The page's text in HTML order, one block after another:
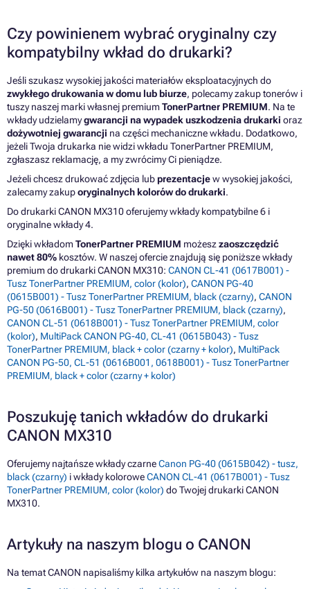
Czy powinienem wybrać oryginalny czy
kompatybilny wkład do drukarki?
Jeśli szukasz wysokiej jakości materiałów eksploatacyjnych do
zwykłego drukowania w domu lub biurze, polecamy zakup tonerów i
tuszy naszej marki własnej premiumTonerPartner PREMIUM. Na te
wkłady udzielamygwarancji na wypadek uszkodzenia drukarki oraz
dożywotniej gwarancji na części mechaniczne wkładu. Dodatkowo,
jeżeli Twoja drukarka nie widzi wkładu TonerPartner PREMIUM,
zgłaszasz reklamację, a my zwrócimy Ci pieniądze.
Jeżeli chcesz drukować zdjęcia lubprezentacjew wysokiej jakości,
zalecamy zakuporyginalnych kolorów do drukarki.
Do drukarki CANON MX310 oferujemy wkłady kompatybilne 6 i
oryginalne wkłady 4.
Dzięki wkładomTonerPartner PREMIUM możeszzaoszczędzić
nawet 80% kosztów. W naszej ofercie znajdują się poniższe wkłady
premium do drukarki CANON MX310: CANON CL-41 (0617B001) -
Tusz TonerPartner PREMIUM, color (kolor), CANON PG-40
(0615B001) - Tusz TonerPartner PREMIUM, black (czarny), CANON
PG-50 (0616B001) - Tusz TonerPartner PREMIUM, black (czarny),
CANON CL-51 (0618B001) - Tusz TonerPartner PREMIUM, color
(kolor), MultiPack CANON PG-40, CL-41 (0615B043) - Tusz
TonerPartner PREMIUM, black + color (czarny + kolor), MultiPack
CANON PG-50, CL-51 (0616B001, 0618B001) - Tusz TonerPartner
PREMIUM, black + color (czarny + kolor)
Poszukuję tanich wkładów do drukarki
CANON MX310
Oferujemy najtańsze wkłady czarneCanon PG-40 (0615B042) - tusz,
black (czarny) i wkłady koloroweCANON CL-41 (0617B001) - Tusz
TonerPartner PREMIUM, color (kolor) do Twojej drukarki CANON
MX310.
Artykuły na naszym blogu o CANON
Na temat CANON napisaliśmy kilka artykułów na naszym blogu: